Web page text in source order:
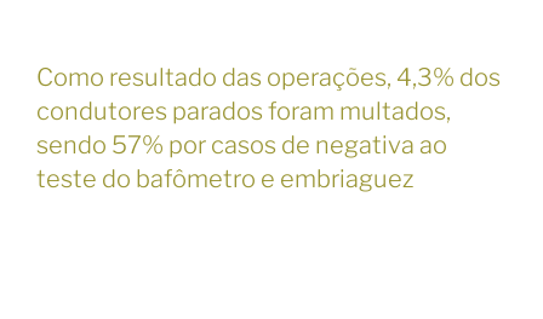
Como resultado das operações, 4,3% dos
condutores parados foram multados,
sendo 57% por casos de negativa ao
teste do bafômetro e embriaguez